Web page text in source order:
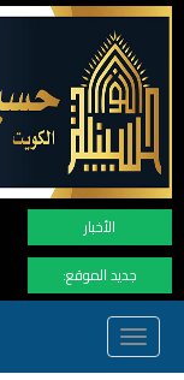
الأخبار
جديد الموقع:
Toggle
navigation